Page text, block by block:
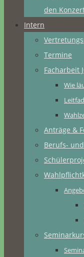
den
Intern
Termine
Facharbeit
Wie
Anträge &
Berufs-